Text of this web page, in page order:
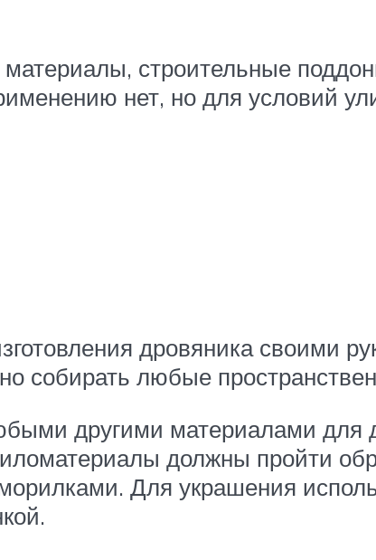
строительные
нет, но для условий
дровяника своими
собирать любые
другими материалами для
должны пройти
Для украшения